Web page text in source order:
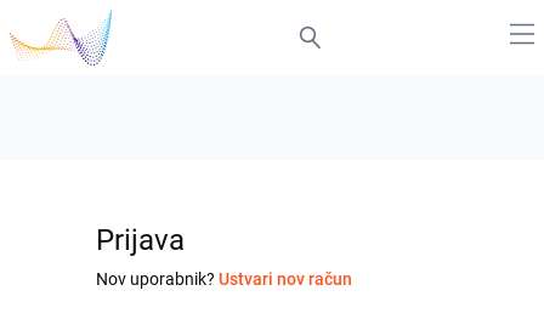
Prijava
Nov uporabnik? Ustvari nov račun